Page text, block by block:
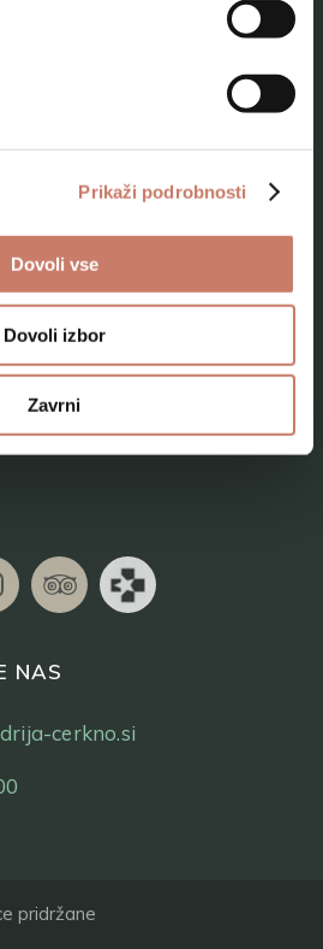
Prikaži podrobnosti
Dovoli vse
Dovoli izbor
Zavrni
odraslih
NAS
cerkno.si
pridržane